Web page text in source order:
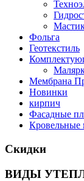
Фольга
Геотекстиль
Мембрана
Новинки
кирпич
Фасадные
Кровельные
Скидки
ВИДЫ